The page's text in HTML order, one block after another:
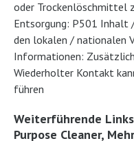
oder Trockenlöschmittel
Entsorgung: P501 Inhalt
den lokalen / nationalen
Informationen:
Wiederholter Kontakt
führen
Weiterführende Links
Purpose Cleaner,